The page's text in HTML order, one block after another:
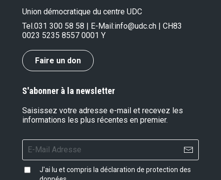
Union démocratique du centre UDC
Tel.031 300 58 58 | E-Mail:info@udc.ch | CH83
0023 5235 8557 0001 Y
Faire un don
S'abonner à la newsletter
Saisissez votre adresse e-mail et recevez les
informations les plus récentes en premier.
J'ai lu et compris la déclaration de protection des